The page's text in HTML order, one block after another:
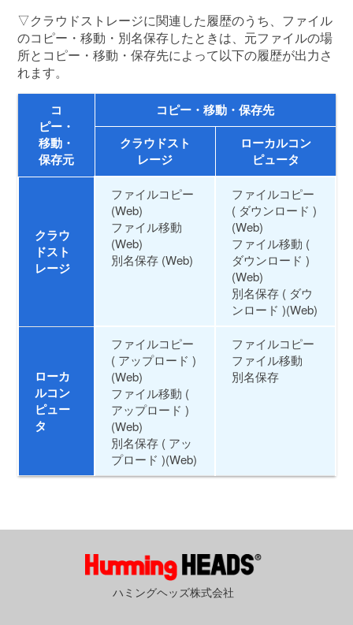
▽クラウドストレージに関連した履歴のうち、ファイル
のコピー・移動・別名保存したときは、元ファイルの場
所とコピー・移動・保存先によって以下の履歴が出力さ
れます。
コ
ピー・
移動・
保存元
コピー・移動・保存先
クラウドスト
レージ
ローカルコン
ピュータ
クラウ
ドスト
レージ
ファイルコピー
(Web)
ファイル移動
(Web)
別名保存 (Web)
ファイルコピー
( ダウンロード )
(Web)
ファイル移動 (
ダウンロード )
(Web)
別名保存 ( ダウ
ンロード )(Web)
ローカ
ルコン
ピュー
タ
ファイルコピー
( アップロード )
(Web)
ファイル移動 (
アップロード )
(Web)
別名保存 ( アッ
プロード )(Web)
ファイルコピー
ファイル移動
別名保存
ハミングヘッズ株式会社